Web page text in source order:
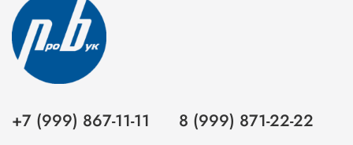
+7 (999) 867-11-11 8 (999) 871-22-22